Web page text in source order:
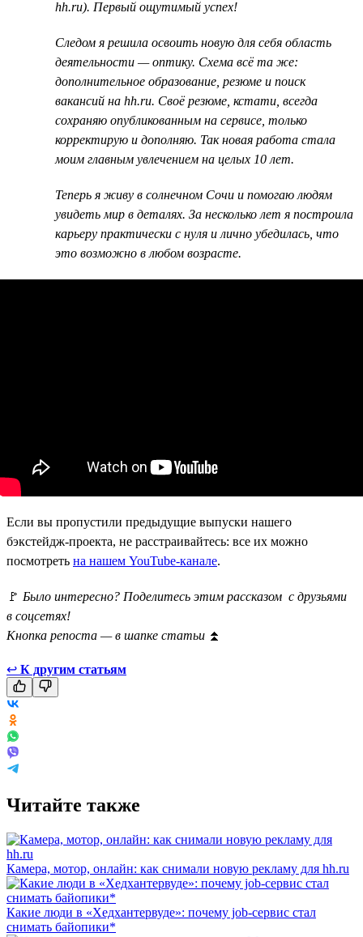
hh.ru). Первый ощутимый успех!
Следом я решила освоить новую для себя область
деятельности — оптику. Схема всё та же:
дополнительное образование, резюме и поиск
вакансий на hh.ru. Своё резюме, кстати, всегда
сохраняю опубликованным на сервисе, только
корректирую и дополняю. Так новая работа стала
моим главным увлечением на целых 10 лет.
Теперь я живу в солнечном Сочи и помогаю людям
увидеть мир в деталях. За несколько лет я построила
карьеру практически с нуля и лично убедилась, что
это возможно в любом возрасте.
Если вы пропустили предыдущие выпуски нашего
бэкстейдж-проекта, не расстраивайтесь: все их можно
посмотреть на нашем YouTube-канале.
🚩 Было интересно? Поделитесь этим рассказом с друзьями
в соцсетях!
Кнопка репоста — в шапке статьи ⏫
↩ К другим статьям
Читайте также
Камера, мотор, онлайн: как снимали новую рекламу для hh.ru
Какие люди в «Хедхантервуде»: почему job-сервис стал
снимать байопики*